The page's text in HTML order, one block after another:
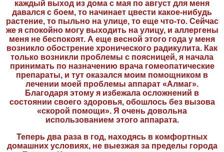
каждый выход из дома с мая по август для меня
давался с боем, то начинает цвести какое-нибудь
растение, то пыльно на улице, то еще что-то. Сейчас
же я спокойно могу выходить на улицу, и аллергены
меня не беспокоят. А еще весной этого года у меня
возникло обострение хронического радикулита. Как
только возникли проблемы с поясницей, я начала
принимать по назначению врача гомеопатические
препараты, и тут оказался моим помощником в
лечении моей проблемы аппарат «Алмаг».
Благодаря этому я избежала осложнений в
состоянии своего здоровья, обошлось без вызова
«скорой помощи». Я очень довольна
использованием этого аппарата.
Теперь два раза в год, находясь в комфортных
домашних условиях, не выезжая за пределы города